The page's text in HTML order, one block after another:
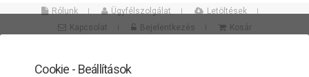
Rólunk Ügyfélszolgálat
Letöltések
Kapcsolat
Bejelentkezés Kosár
Cookie - Beállítások